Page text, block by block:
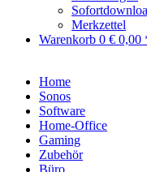
Merkzettel
Warenkorb 0 € 0,00
Home
Sonos
Software
Home-Office
Gaming
Zubehör
Büro